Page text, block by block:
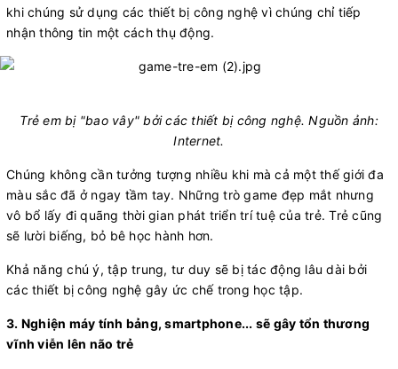
khi chúng sử dụng các thiết bị công nghệ vì chúng chỉ tiếp
nhận thông tin một cách thụ động.
Trẻ em bị "bao vây" bởi các thiết bị công nghệ. Nguồn ảnh:
Internet.​
Chúng không cần tưởng tượng nhiều khi mà cả một thế giới đa
màu sắc đã ở ngay tầm tay. Những trò game đẹp mắt nhưng
vô bổ lấy đi quãng thời gian phát triển trí tuệ của trẻ. Trẻ cũng
sẽ lười biếng, bỏ bê học hành hơn.
Khả năng chú ý, tập trung, tư duy sẽ bị tác động lâu dài bởi
các thiết bị công nghệ gây ức chế trong học tập.
3. Nghiện máy tính bảng, smartphone... sẽ gây tổn thương
vĩnh viễn lên não trẻ